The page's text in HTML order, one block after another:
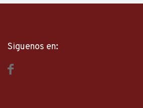
Siguenos en: